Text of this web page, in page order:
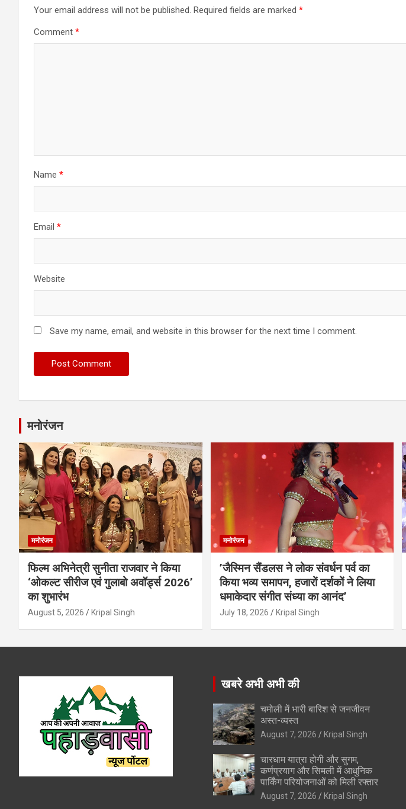
Your email address will not be published. Required fields are marked *
Comment *
Name *
Email *
Website
Save my name, email, and website in this browser for the next time I comment.
मनोरंजन
मनोरंजन
फिल्म अभिनेत्री सुनीता राजवार ने किया
‘ओकल्ट सीरीज एवं गुलाबो अवॉर्ड्स 2026’
का शुभारंभ
August 5, 2026 Kripal Singh
मनोरंजन
’जैस्मिन सैंडलस ने लोक संवर्धन पर्व का
किया भव्य समापन, हजारों दर्शकों ने लिया
धमाकेदार संगीत संध्या का आनंद’
July 18, 2026 Kripal Singh
खबरे अभी अभी की
चमोली में भारी बारिश से जनजीवन
अस्त-व्यस्त
August 7, 2026 Kripal Singh
चारधाम यात्रा होगी और सुगम,
कर्णप्रयाग और सिमली में आधुनिक
पार्किंग परियोजनाओं को मिली रफ्तार
August 7, 2026 Kripal Singh